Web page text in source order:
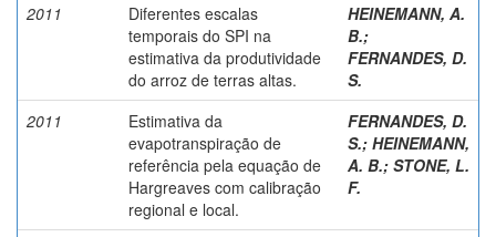
2011
Diferentes escalas
temporais do SPI na
estimativa da produtividade
do arroz de terras altas.
HEINEMANN, A.
B.;
FERNANDES, D.
S.
2011
Estimativa da
evapotranspiração de
referência pela equação de
Hargreaves com calibração
regional e local.
FERNANDES, D.
S.; HEINEMANN,
A. B.; STONE, L.
F.